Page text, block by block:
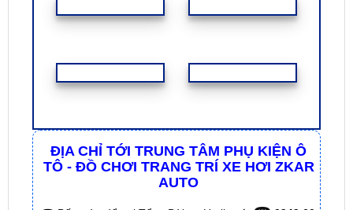
TÔ - ĐỒ CHƠI TRANG TRÍ XE HƠI ZKAR
☎Bấm vào để gọi Tổng Đài Hotline 1:☎ 0949 60
0987 801 029